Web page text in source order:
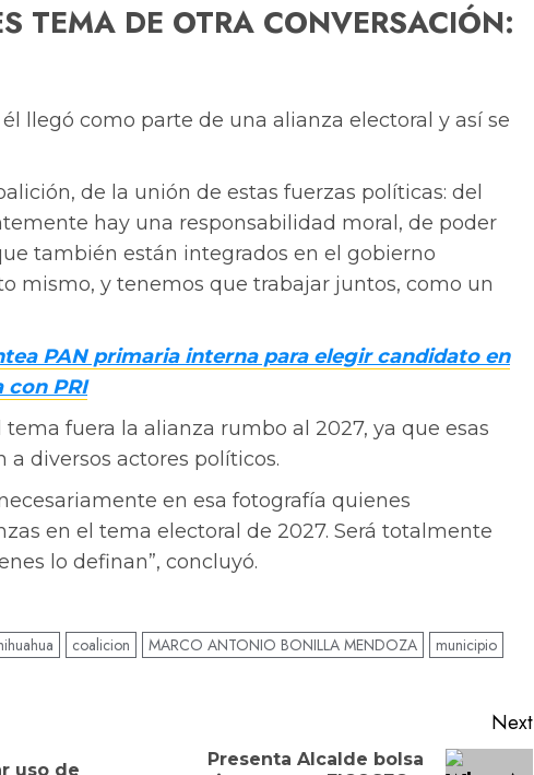
TEMA DE OTRA CONVERSACIÓN:
llegó como parte de una alianza electoral y así se
de la unión de estas fuerzas políticas: del
hay una responsabilidad moral, de poder
también están integrados en el gobierno
mismo, y tenemos que trabajar juntos, como un
PAN primaria interna para elegir candidato en
con PRI
fuera la alianza rumbo al 2027, ya que esas
a diversos actores políticos.
en esa fotografía quienes
en el tema electoral de 2027. Será totalmente
lo definan”, concluyó.
coalicion MARCO ANTONIO BONILLA MENDOZA
municipio
uso de
Next
Presenta Alcalde bolsa